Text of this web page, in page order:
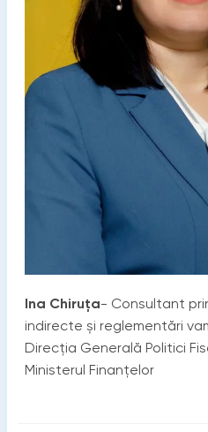
Ina Chiruţa- Consultant
indirecte și reglementări
Direcţia Generală Politici
Ministerul Finanțelor